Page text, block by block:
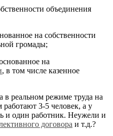
объединения
на собственности
громады;
на
, в том числе казенное
в реальном режиме труда на
3-5 человек, а у
и один работник. Неужели и
договора и т.д.?